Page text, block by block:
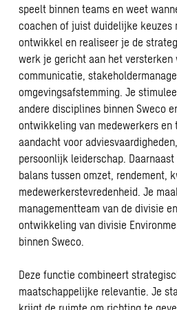
speelt binnen teams en weet
coachen of juist duidelijke keuzes
ontwikkel en realiseer je de
werk je gericht aan het versterken
communicatie,
omgevingsafstemming. Je
andere disciplines binnen Sweco
ontwikkeling van medewerkers en
aandacht voor
persoonlijk leiderschap.
balans tussen omzet, rendement,
medewerkerstevredenheid. Je
managementteam van de divisie
ontwikkeling van divisie
binnen Sweco.
Deze functie combineert
maatschappelijke relevantie. Je